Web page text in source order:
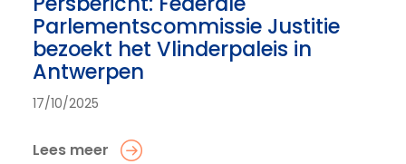
Parlementscommissie Justitie
bezoekt het Vlinderpaleis in
Antwerpen
17/10/2025
Lees meer